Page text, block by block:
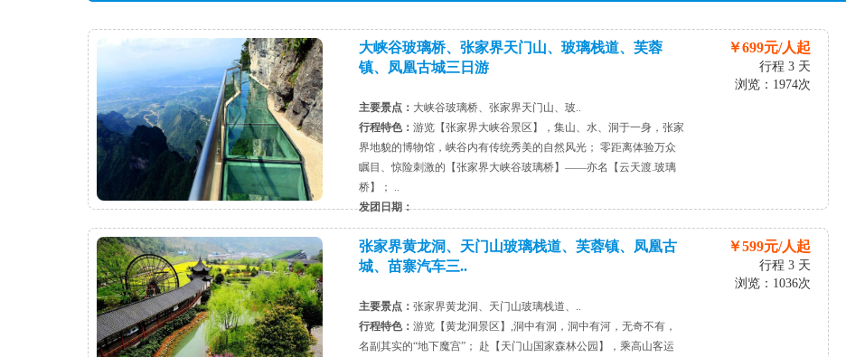
大峡谷玻璃桥、张家界天门山、玻璃栈道、芙蓉
镇、凤凰古城三日游
主要景点： 大峡谷玻璃桥、张家界天门山、玻..
行程特色： 游览【张家界大峡谷景区】，集山、水、洞于一身，张家
界地貌的博物馆，峡谷内有传统秀美的自然风光； 零距离体验万众
瞩目、惊险刺激的【张家界大峡谷玻璃桥】——亦名【云天渡.玻璃
桥】； ..
发团日期：
￥699元/人起
行程 3 天
浏览：1974次
张家界黄龙洞、天门山玻璃栈道、芙蓉镇、凤凰古
城、苗寨汽车三..
主要景点： 张家界黄龙洞、天门山玻璃栈道、..
行程特色： 游览【黄龙洞景区】,洞中有洞，洞中有河，无奇不有，
名副其实的“地下魔宫”； 赴【天门山国家森林公园】，乘高山客运
￥599元/人起
行程 3 天
浏览：1036次